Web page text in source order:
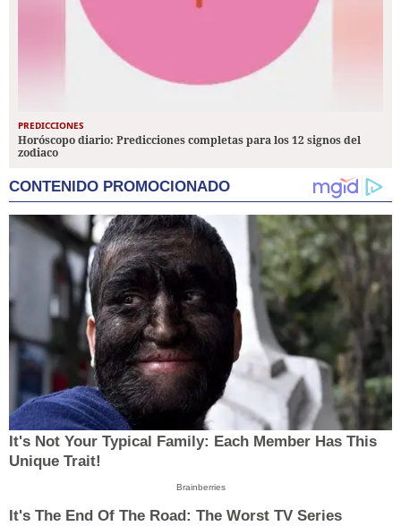
PREDICCIONES
Horóscopo diario: Predicciones completas para los 12 signos del
zodiaco
CONTENIDO PROMOCIONADO
It's Not Your Typical Family: Each Member Has This
Unique Trait!
Brainberries
It's The End Of The Road: The Worst TV Series